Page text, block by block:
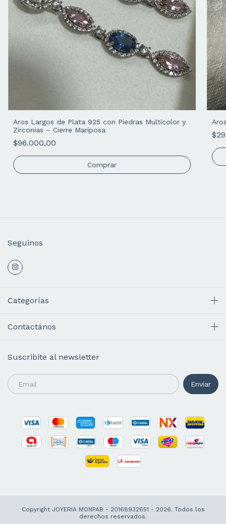
Aros Largos de Plata 925 con Piedras Multicolor y
Zirconias – Cierre Mariposa
$96.000,00
Seguinos
Categorías
Contactános
Suscribite al newsletter
Copyright JOYERIA MONPAB - 20168932651 - 2026. Todos los
derechos reservados.